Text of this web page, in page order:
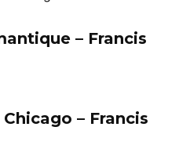
– Francis
– Francis